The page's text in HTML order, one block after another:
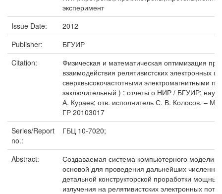
эксперимент
Issue Date:
2012
Publisher:
БГУИР
Citation:
Физическая и математическая оптимизация
взаимодействия релятивистских электронных
сверхвысокочастотными электромагнитными
заключительный ) : отчеты о НИР / БГУИР;
А. Кураев; отв. исполнитель С. В. Колосов. –
ГР 20103017
Series/Report
no.:
ГБЦ 10-7020;
Abstract:
Создаваемая система компьютерного
основой для проведения дальнейших
детальной конструкторской проработки
излучения на релятивистских электронных